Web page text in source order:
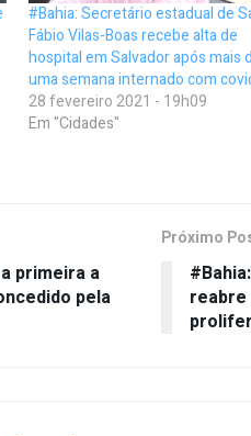
#Bahia: Secretário estadual de
Fábio Vilas-Boas recebe alta de
hospital em Salvador após mais
uma semana internado com
28 fevereiro 2021 - 19h09
Em "Cidades"
primeira a
pela
Próximo
reabre